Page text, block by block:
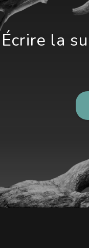
Écrire la